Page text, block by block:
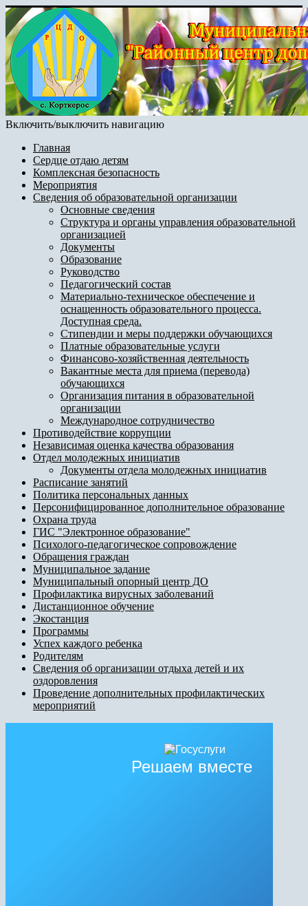
Включить/выключить навигацию
Главная
Сердце отдаю детям
Комплексная безопасность
Мероприятия
Сведения об образовательной организации
Основные сведения
Структура и органы управления образовательной
организацией
Документы
Образование
Руководство
Педагогический состав
Материально-техническое обеспечение и
оснащенность образовательного процесса.
Доступная среда.
Стипендии и меры поддержки обучающихся
Платные образовательные услуги
Финансово-хозяйственная деятельность
Вакантные места для приема (перевода)
обучающихся
Организация питания в образовательной
организации
Международное сотрудничество
Противодействие коррупции
Независимая оценка качества образования
Отдел молодежных инициатив
Документы отдела молодежных инициатив
Расписание занятий
Политика персональных данных
Персонифицированное дополнительное образование
Охрана труда
ГИС "Электронное образование"
Психолого-педагогическое сопровождение
Обращения граждан
Муниципальное задание
Муниципальный опорный центр ДО
Профилактика вирусных заболеваний
Дистанционное обучение
Экостанция
Программы
Успех каждого ребенка
Родителям
Сведения об организации отдыха детей и их
оздоровления
Проведение дополнительных профилактических
мероприятий
Решаем вместе